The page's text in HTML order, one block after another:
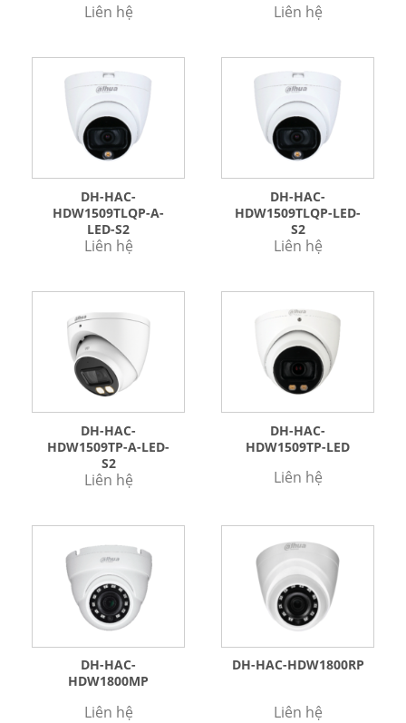
Liên hệ Liên hệ
DH-HAC-
HDW1509TLQP-A-
LED-S2
Liên hệ
DH-HAC-
HDW1509TLQP-LED-
S2
Liên hệ
DH-HAC-
HDW1509TP-A-LED-
S2
Liên hệ
DH-HAC-
HDW1509TP-LED
Liên hệ
DH-HAC-
HDW1800MP
Liên hệ
DH-HAC-HDW1800RP
Liên hệ